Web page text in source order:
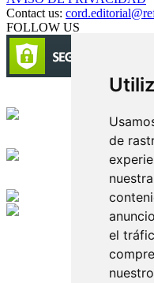
de
el
Contact us:
FOLLOW US
Edición digital con
Playa Revolcadero 222 Col.
CIUDAD DE MEXICO
Conmutador CIUDAD DE